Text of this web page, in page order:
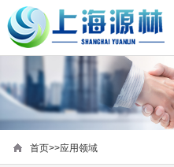
首页>>应用领域